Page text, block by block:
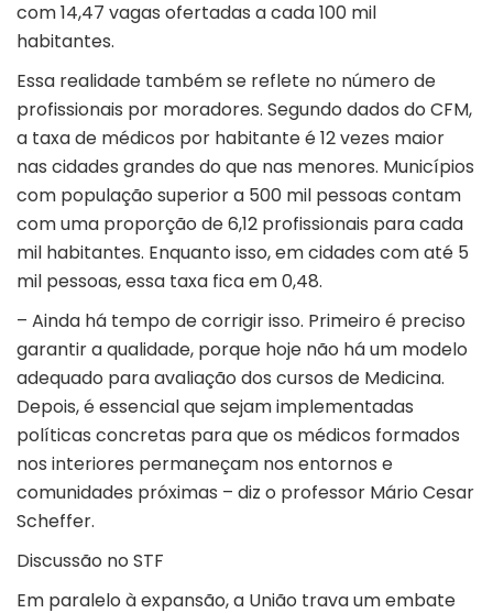
com 14,47 vagas ofertadas a cada 100 mil
habitantes.
Essa realidade também se reflete no número de
profissionais por moradores. Segundo dados do CFM,
a taxa de médicos por habitante é 12 vezes maior
nas cidades grandes do que nas menores. Municípios
com população superior a 500 mil pessoas contam
com uma proporção de 6,12 profissionais para cada
mil habitantes. Enquanto isso, em cidades com até 5
mil pessoas, essa taxa fica em 0,48.
– Ainda há tempo de corrigir isso. Primeiro é preciso
garantir a qualidade, porque hoje não há um modelo
adequado para avaliação dos cursos de Medicina.
Depois, é essencial que sejam implementadas
políticas concretas para que os médicos formados
nos interiores permaneçam nos entornos e
comunidades próximas – diz o professor Mário Cesar
Scheffer.
Discussão no STF
Em paralelo à expansão, a União trava um embate